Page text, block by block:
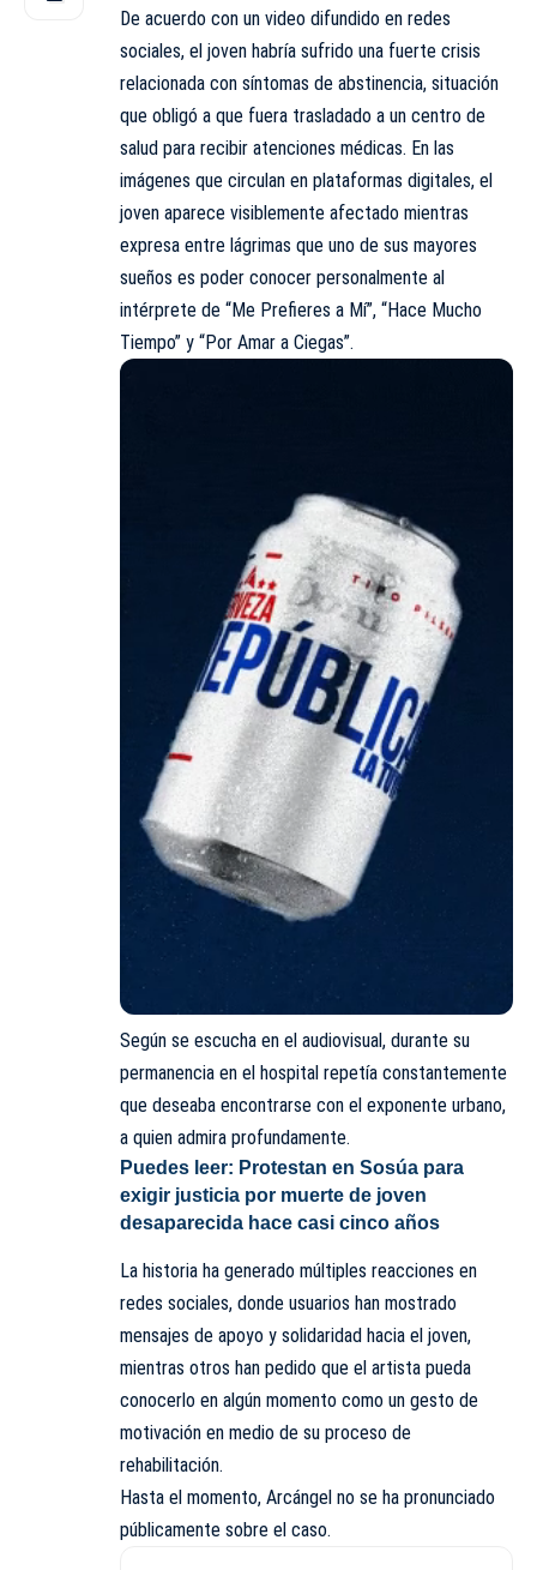
De acuerdo con un video difundido en redes
sociales, el joven habría sufrido una fuerte crisis
relacionada con síntomas de abstinencia, situación
que obligó a que fuera trasladado a un centro de
salud para recibir atenciones médicas. En las
imágenes que circulan en plataformas digitales, el
joven aparece visiblemente afectado mientras
expresa entre lágrimas que uno de sus mayores
sueños es poder conocer personalmente al
intérprete de “Me Prefieres a Mí”, “Hace Mucho
Tiempo” y “Por Amar a Ciegas”.
Según se escucha en el audiovisual, durante su
permanencia en el hospital repetía constantemente
que deseaba encontrarse con el exponente urbano,
a quien admira profundamente.
Puedes leer: Protestan en Sosúa para
exigir justicia por muerte de joven
desaparecida hace casi cinco años
La historia ha generado múltiples reacciones en
redes sociales, donde usuarios han mostrado
mensajes de apoyo y solidaridad hacia el joven,
mientras otros han pedido que el artista pueda
conocerlo en algún momento como un gesto de
motivación en medio de su proceso de
rehabilitación.
Hasta el momento, Arcángel no se ha pronunciado
públicamente sobre el caso.